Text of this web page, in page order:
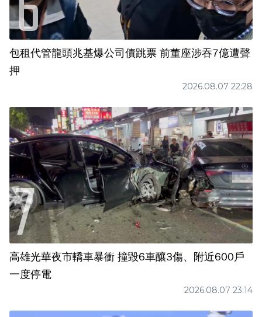
包租代管龍頭兆基爆公司債跳票 前董座涉吞7億遭聲
押
2026.08.07 22:28
高雄光華夜市轎車暴衝 撞毀6車釀3傷、附近600戶
一度停電
2026.08.07 23:14